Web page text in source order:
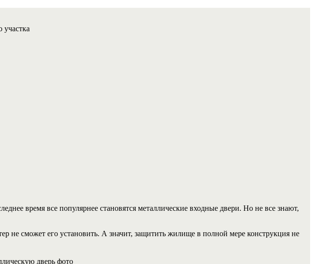
участка
время все популярнее становятся металлические входные двери. Но не все знают,
не сможет его установить. А значит, защитить жилище в полной мере конструкция не